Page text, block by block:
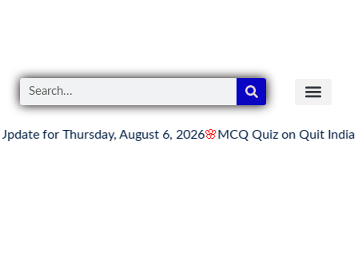
for Thursday, August 6, 2026🌸MCQ Quiz on Quit India